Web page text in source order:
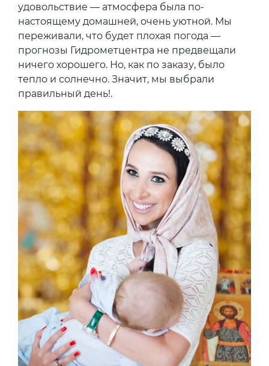
удовольствие — атмосфера была по-
настоящему домашней, очень уютной. Мы
переживали, что будет плохая погода —
прогнозы Гидрометцентра не предвещали
ничего хорошего. Но, как по заказу, было
тепло и солнечно. Значит, мы выбрали
правильный день!.